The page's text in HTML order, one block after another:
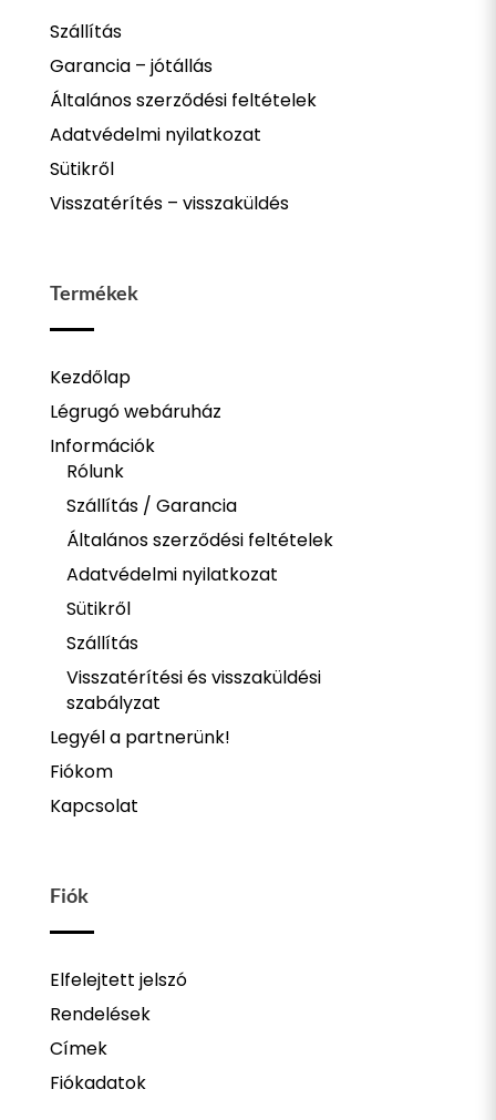
Szállítás
Garancia – jótállás
Általános szerződési feltételek
Adatvédelmi nyilatkozat
Sütikről
Visszatérítés – visszaküldés
Termékek
Kezdőlap
Légrugó webáruház
Információk
Rólunk
Szállítás / Garancia
Általános szerződési feltételek
Adatvédelmi nyilatkozat
Sütikről
Szállítás
Visszatérítési és visszaküldési
szabályzat
Legyél a partnerünk!
Fiókom
Kapcsolat
Fiók
Elfelejtett jelszó
Rendelések
Címek
Fiókadatok